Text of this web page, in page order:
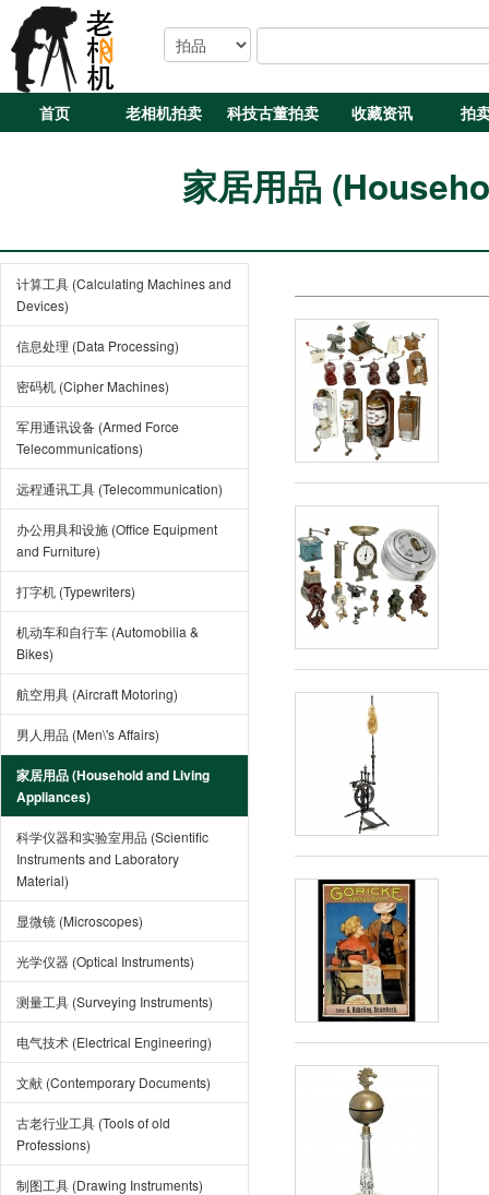
首页 老相机拍卖 科技古董拍卖 收藏资讯 拍
家居用品
计算工具 (Calculating Machines and
Devices)
信息处理 (Data Processing)
密码机 (Cipher Machines)
军用通讯设备 (Armed Force
Telecommunications)
远程通讯工具 (Telecommunication)
办公用具和设施 (Office Equipment
and Furniture)
打字机 (Typewriters)
机动车和自行车 (Automobilia &
Bikes)
航空用具 (Aircraft Motoring)
男人用品 (Men\'s Affairs)
家居用品 (Household and Living
Appliances)
科学仪器和实验室用品 (Scientific
Instruments and Laboratory
Material)
显微镜 (Microscopes)
光学仪器 (Optical Instruments)
测量工具 (Surveying Instruments)
电气技术 (Electrical Engineering)
文献 (Contemporary Documents)
古老行业工具 (Tools of old
Professions)
制图工具 (Drawing Instruments)